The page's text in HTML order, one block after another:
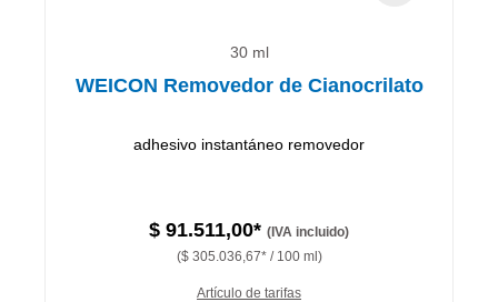
30 ml
WEICON Removedor de Cianocrilato
adhesivo instantáneo removedor
$ 91.511,00* (IVA incluido)
($ 305.036,67* / 100 ml)
Artículo de tarifas